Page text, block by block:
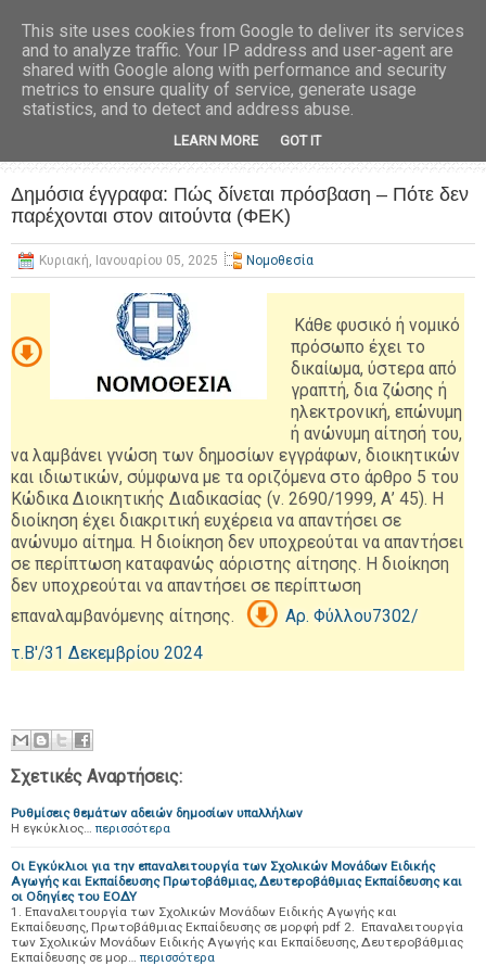
Δημόσια έγγραφα: Πώς δίνεται πρόσβαση – Πότε δεν
παρέχονται στον αιτούντα (ΦΕΚ)
Κυριακή, Ιανουαρίου 05, 2025 Νομοθεσία
Κάθε φυσικό ή νομικό
πρόσωπο έχει το
δικαίωμα, ύστερα από
γραπτή, δια ζώσης ή
ηλεκτρονική, επώνυμη
ή ανώνυμη αίτησή του,
να λαμβάνει γνώση των δημοσίων εγγράφων, διοικητικών
και ιδιωτικών, σύμφωνα με τα οριζόμενα στο άρθρο 5 του
Κώδικα Διοικητικής Διαδικασίας (ν. 2690/1999, Α’ 45). Η
διοίκηση έχει διακριτική ευχέρεια να απαντήσει σε
ανώνυμο αίτημα. Η διοίκηση δεν υποχρεούται να απαντήσει
σε περίπτωση καταφανώς αόριστης αίτησης. Η διοίκηση
δεν υποχρεούται να απαντήσει σε περίπτωση
επαναλαμβανόμενης αίτησης.
Αρ. Φύλλου7302/
τ.Β'/31 Δεκεμβρίου 2024
Σχετικές Αναρτήσεις:
Ρυθμίσεις θεμάτων αδειών δημοσίων υπαλλήλων
Η εγκύκλιος… περισσότερα
Οι Εγκύκλιοι για την επαναλειτουργία των Σχολικών Μονάδων Ειδικής
Αγωγής και Εκπαίδευσης Πρωτοβάθμιας, Δευτεροβάθμιας Εκπαίδευσης και
οι Οδηγίες του ΕΟΔΥ
1. Επαναλειτουργία των Σχολικών Μονάδων Ειδικής Αγωγής και
Εκπαίδευσης, Πρωτοβάθμιας Εκπαίδευσης σε μορφή pdf 2. Επαναλειτουργία
των Σχολικών Μονάδων Ειδικής Αγωγής και Εκπαίδευσης, Δευτεροβάθμιας
Εκπαίδευσης σε μορ… περισσότερα
This site uses cookies from Google to deliver its services
and to analyze traffic. Your IP address and user-agent are
shared with Google along with performance and security
metrics to ensure quality of service, generate usage
statistics, and to detect and address abuse.
LEARN MORE GOT IT